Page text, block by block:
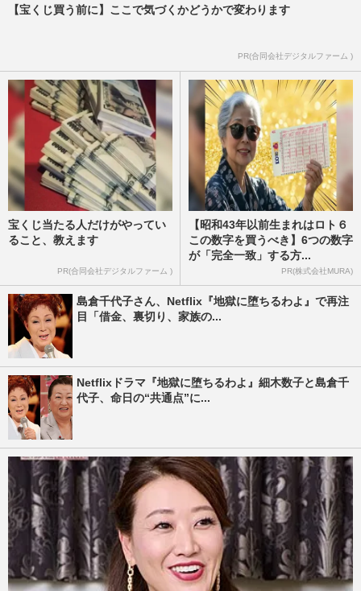
【宝くじ買う前に】ここで気づくかどうかで変わります
PR(合同会社デジタルファーム )
宝くじ当たる人だけがやってい
ること、教えます
PR(合同会社デジタルファーム )
【昭和43年以前生まれはロト６
この数字を買うべき】6つの数字
が「完全一致」する方...
PR(株式会社MURA)
島倉千代子さん、Netflix『地獄に堕ちるわよ』で再注
目「借金、裏切り、家族の...
Netflixドラマ『地獄に堕ちるわよ』細木数子と島倉千
代子、命日の“共通点”に...